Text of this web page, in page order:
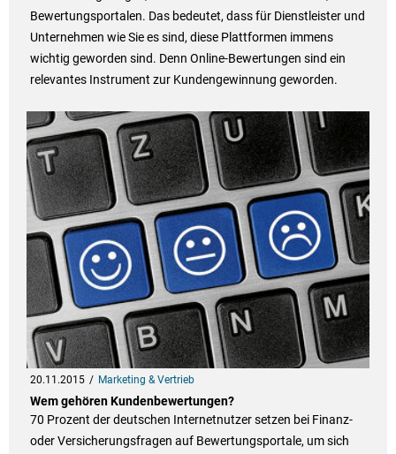
Bewertungsportalen. Das bedeutet, dass für Dienstleister und
Unternehmen wie Sie es sind, diese Plattformen immens
wichtig geworden sind. Denn Online-Bewertungen sind ein
relevantes Instrument zur Kundengewinnung geworden.
20.11.2015 Marketing & Vertrieb
Wem gehören Kundenbewertungen?
70 Prozent der deutschen Internetnutzer setzen bei Finanz-
oder Versicherungsfragen auf Bewertungsportale, um sich